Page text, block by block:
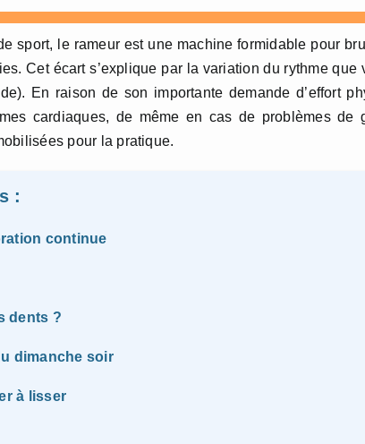
sport, le rameur est une machine formidable pour
Cet écart s’explique par la variation du rythme que
En raison de son importante demande d’effort
cardiaques, de même en cas de problèmes de
pour la pratique.
:
continue
dents ?
dimanche soir
à lisser